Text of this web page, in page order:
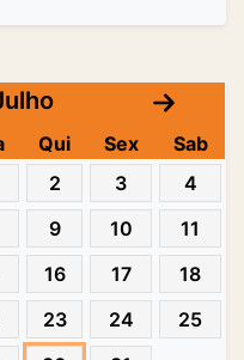
Qui Sex
Sab
2 3
4
9 10
11
16 17
18
23 24
25